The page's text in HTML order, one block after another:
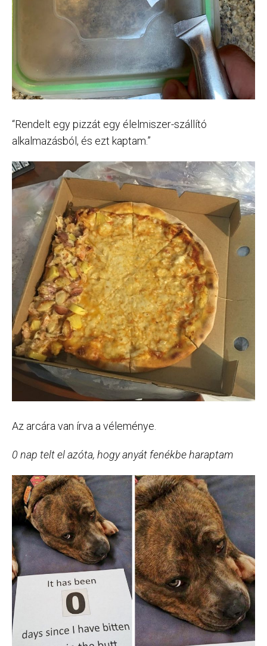
“Rendelt egy pizzát egy élelmiszer-szállító
alkalmazásból, és ezt kaptam.”
Az arcára van írva a véleménye.
0 nap telt el azóta, hogy anyát fenékbe haraptam